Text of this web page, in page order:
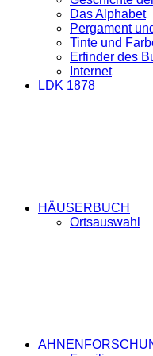
Das Alphabet
Pergament
Tinte und
Erfinder des
Internet
LDK 1878
HÄUSERBUCH
Ortsauswahl